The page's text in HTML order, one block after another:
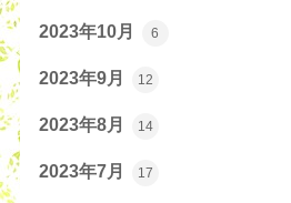
2023年10月 6
2023年9月 12
2023年8月 14
2023年7月 17